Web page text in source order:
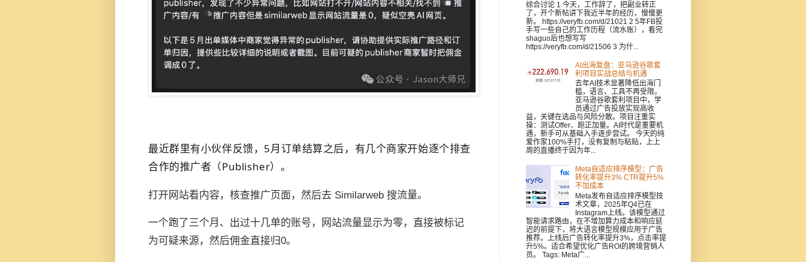
最近群里有小伙伴反馈，5月订单结算之后，有几个商家开始逐个排查
合作的推广者（Publisher）。
打开网站看内容，核查推广页面，然后去 Similarweb 搜流量。
一个跑了三个月、出过十几单的账号，网站流量显示为零，直接被标记
为可疑来源，然后佣金直接归0。
综合讨论 1 今天，工作辞了，把副业转正
了，开个新帖讲下我近半年的经历，慢慢更
新。 https://veryfb.com/d/21021 2 5年FB投
手写一些自己的工作历程（流水账），看完
shaguo后也想写写
https://veryfb.com/d/21506 3 为什...
AI出海复盘：亚马逊谷歌套
利项目实战总结与机遇
去年AI技术显著降低出海门
槛，语言、工具不再受限。
亚马逊谷歌套利项目中，学
员通过广告投放实现高收
益，关键在选品与风险分散。项目注重实
操：测试Offer、跑正加量。AI时代是重要机
遇，新手可从基础入手逐步尝试。 今天的纯
爱作家100%手打，没有复制与粘贴，上上
周的直播终于因为年...
Meta自适应排序模型：广告
转化率提升3% CTR提升5%
不加成本
Meta发布自适应排序模型技
术文章，2025年Q4已在
Instagram上线。该模型通过
智能请求路由，在不增加算力成本和响应延
迟的前提下，将大语言模型规模应用于广告
推荐。上线后广告转化率提升3%，点击率提
升5%。适合希望优化广告ROI的跨境营销人
员。 Tags: Meta广...